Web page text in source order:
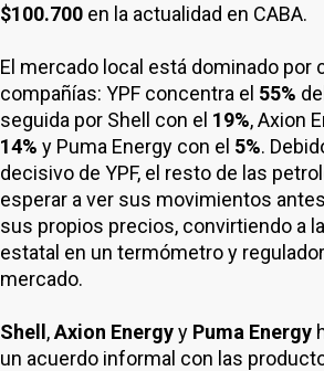
$100.700 en la actualidad en CABA.
El mercado local está dominado por
compañías: YPF concentra el 55%
seguida por Shell con el 19%, Axion
14% y Puma Energy con el 5%.
decisivo de YPF, el resto de las
esperar a ver sus movimientos
sus propios precios, convirtiendo a
estatal en un termómetro y
mercado.
Shell ,Axion Energyy Puma Energy
un acuerdo informal con las